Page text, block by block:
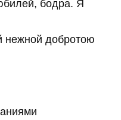
бодра. Я
нежной добротою